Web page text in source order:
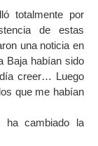
totalmente por
de estas
una noticia en
Baja habían sido
creer… Luego
que me habían
ha cambiado la